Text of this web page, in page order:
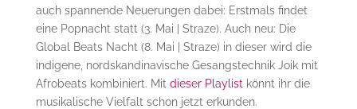
auch spannende Neuerungen dabei: Erstmals findet
eine Popnacht statt (3. Mai | Straze). Auch neu: Die
Global Beats Nacht (8. Mai | Straze) in dieser wird die
indigene, nordskandinavische Gesangstechnik Joik mit
Afrobeats kombiniert. Mit dieser Playlist könnt ihr die
musikalische Vielfalt schon jetzt erkunden.